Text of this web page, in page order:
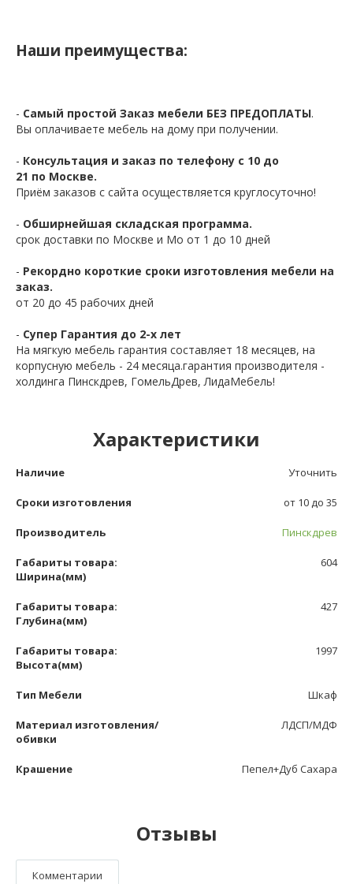
Наши преимущества:
- Самый простой Заказ мебели БЕЗ ПРЕДОПЛАТЫ.
Вы оплачиваете мебель на дому при получении.
- Консультация и заказ по телефону с 10 до
21 по Москве.
Приём заказов с сайта осуществляется круглосуточно!
- Обширнейшая складская программа.
срок доставки по Москве и Мо от 1 до 10 дней
- Рекордно короткие сроки изготовления мебели на
заказ.
от 20 до 45 рабочих дней
- Супер Гарантия до 2-х лет
На мягкую мебель гарантия составляет 18 месяцев, на
корпусную мебель - 24 месяца.гарантия производителя -
холдинга Пинскдрев, ГомельДрев, ЛидаМебель!
Характеристики
Наличие Уточнить
Сроки изготовления от 10 до 35
Производитель Пинскдрев
Габариты товара:
Ширина(мм)
604
Габариты товара:
Глубина(мм)
427
Габариты товара:
Высота(мм)
1997
Тип Мебели Шкаф
Материал изготовления/
обивки
ЛДСП/МДФ
Крашение Пепел+Дуб Сахара
Отзывы
Комментарии